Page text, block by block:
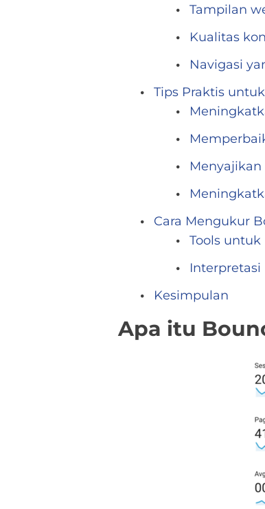
Tampilan
Kualitas
Navigasi
Tips Praktis
Cara Mengukur
Tools
Interpretasi
Kesimpulan
Apa itu